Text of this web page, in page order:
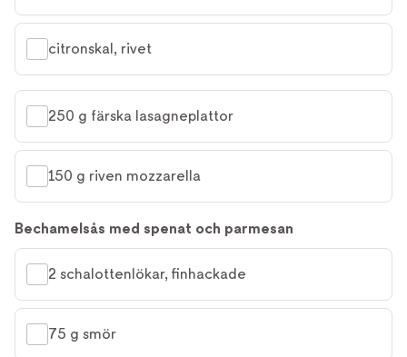
citronskal, rivet
250 g färska lasagneplattor
150 g riven mozzarella
Bechamelsås med spenat och parmesan
2 schalottenlökar, finhackade
75 g smör